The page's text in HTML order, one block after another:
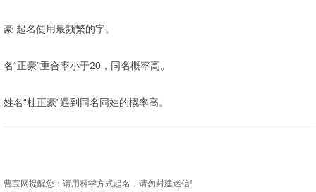
豪 起名使用最频繁的字。
名“正豪”重合率小于20，同名概率高。
姓名“杜正豪”遇到同名同姓的概率高。
曹宝网提醒您：请用科学方式起名，请勿封建迷信!